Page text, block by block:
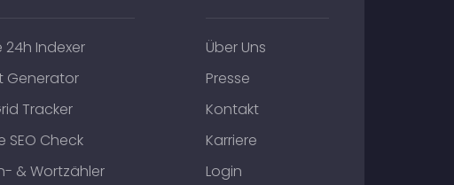
24h Indexer
Generator
Tracker
SEO Check
& Wortzähler
Über Uns
Presse
Kontakt
Karriere
Login